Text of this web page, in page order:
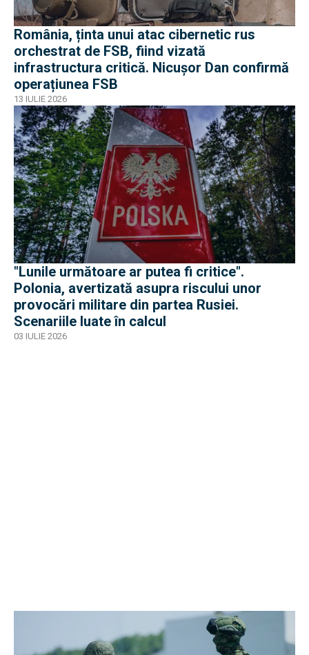
România, ținta unui atac cibernetic rus
orchestrat de FSB, fiind vizată
infrastructura critică. Nicușor Dan confirmă
operațiunea FSB
13 IULIE 2026
"Lunile următoare ar putea fi critice".
Polonia, avertizată asupra riscului unor
provocări militare din partea Rusiei.
Scenariile luate în calcul
03 IULIE 2026